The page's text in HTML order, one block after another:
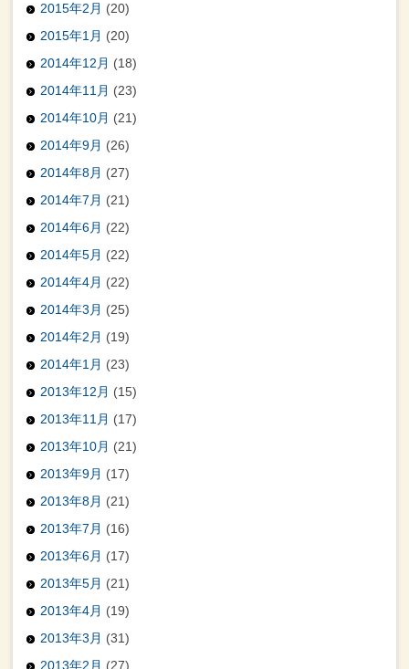
2015年2月 (20)
2015年1月 (20)
2014年12月 (18)
2014年11月 (23)
2014年10月 (21)
2014年9月 (26)
2014年8月 (27)
2014年7月 (21)
2014年6月 (22)
2014年5月 (22)
2014年4月 (22)
2014年3月 (25)
2014年2月 (19)
2014年1月 (23)
2013年12月 (15)
2013年11月 (17)
2013年10月 (21)
2013年9月 (17)
2013年8月 (21)
2013年7月 (16)
2013年6月 (17)
2013年5月 (21)
2013年4月 (19)
2013年3月 (31)
2013年2月 (27)